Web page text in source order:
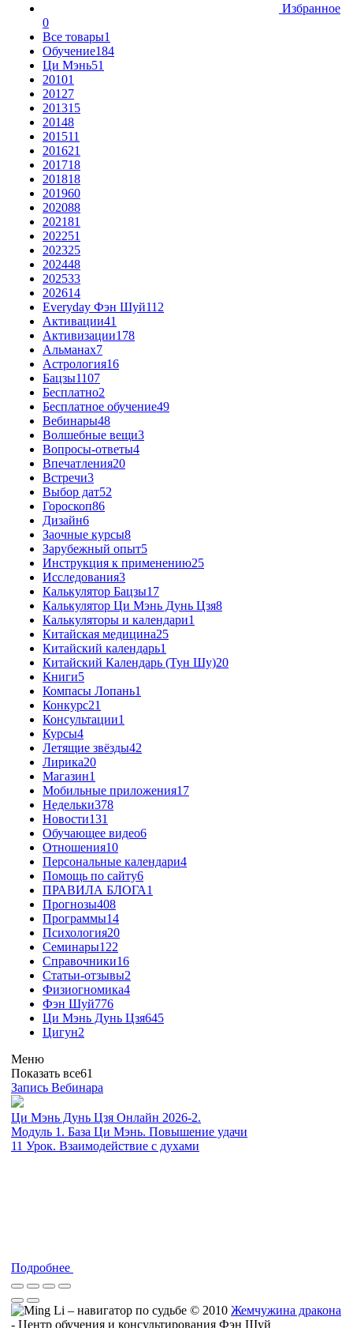
Избранное
0
Все товары1
Обучение184
Ци Мэнь51
20101
20127
201315
20148
201511
201621
201718
201818
201960
202088
202181
202251
202325
202448
202533
202614
Everyday Фэн Шуй112
Активации41
Активизации178
Альманах7
Астрология16
Бацзы1107
Бесплатно2
Бесплатное обучение49
Вебинары48
Волшебные вещи3
Вопросы-ответы4
Впечатления20
Встречи3
Выбор дат52
Гороскоп86
Дизайн6
Заочные курсы8
Зарубежный опыт5
Инструкция к применению25
Исследования3
Калькулятор Бацзы17
Калькулятор Ци Мэнь Дунь Цзя8
Калькуляторы и календари1
Китайская медицина25
Китайский календарь1
Китайский Календарь (Тун Шу)20
Книги5
Компасы Лопань1
Конкурс21
Консультации1
Курсы4
Летящие звёзды42
Лирика20
Магазин1
Мобильные приложения17
Недельки378
Новости131
Обучающее видео6
Отношения10
Персональные календари4
Помощь по сайту6
ПРАВИЛА БЛОГА1
Прогнозы408
Программы14
Психология20
Семинары122
Справочники16
Статьи-отзывы2
Физиогномика4
Фэн Шуй776
Ци Мэнь Дунь Цзя645
Цигун2
Меню
Показать все61
Запись Вебинара
Ци Мэнь Дунь Цзя Онлайн 2026-2.
Модуль 1. База Ци Мэнь. Повышение удачи
11 Урок. Взаимодействие с духами
Подробнее
© 2010 Жемчужина дракона
- Центр обучения и консультирования Фэн Шуй